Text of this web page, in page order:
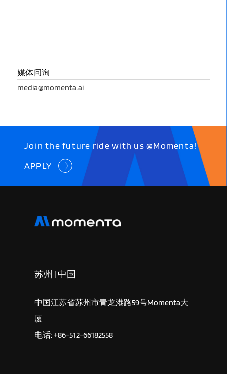
媒体问询
media@momenta.ai
Join the future ride with us @Momenta!
APPLY
苏州 | 中国
中国江苏省苏州市青龙港路59号Momenta大
厦
电话: +86-512-66182558